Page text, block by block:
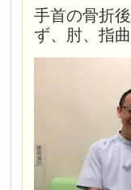
手首の骨折
ず、肘、指